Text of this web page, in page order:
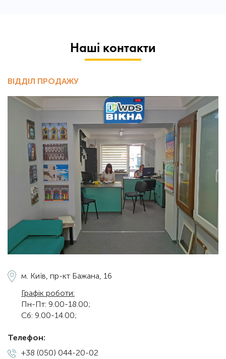
Наші контакти
ВІДДІЛ ПРОДАЖУ
м. Київ, пр-кт Бажана, 16
Графік роботи:
Пн-Пт: 9.00-18.00;
Сб: 9.00-14.00;
Телефон:
+38 (050) 044-20-02